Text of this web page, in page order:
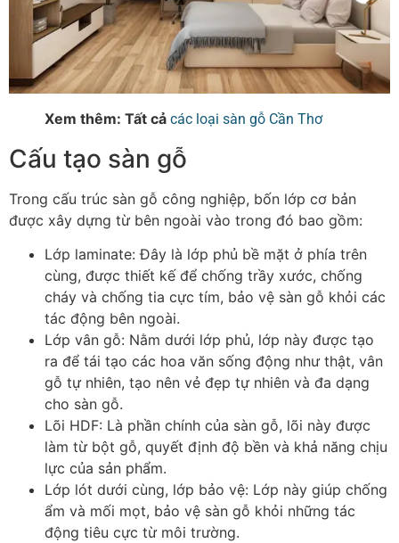
Xem thêm: Tất cả các loại sàn gỗ Cần Thơ
Cấu tạo sàn gỗ
Trong cấu trúc sàn gỗ công nghiệp, bốn lớp cơ bản
được xây dựng từ bên ngoài vào trong đó bao gồm:
Lớp laminate: Đây là lớp phủ bề mặt ở phía trên
cùng, được thiết kế để chống trầy xước, chống
cháy và chống tia cực tím, bảo vệ sàn gỗ khỏi các
tác động bên ngoài.
Lớp vân gỗ: Nằm dưới lớp phủ, lớp này được tạo
ra để tái tạo các hoa văn sống động như thật, vân
gỗ tự nhiên, tạo nên vẻ đẹp tự nhiên và đa dạng
cho sàn gỗ.
Lõi HDF: Là phần chính của sàn gỗ, lõi này được
làm từ bột gỗ, quyết định độ bền và khả năng chịu
lực của sản phẩm.
Lớp lót dưới cùng, lớp bảo vệ: Lớp này giúp chống
ẩm và mối mọt, bảo vệ sàn gỗ khỏi những tác
động tiêu cực từ môi trường.